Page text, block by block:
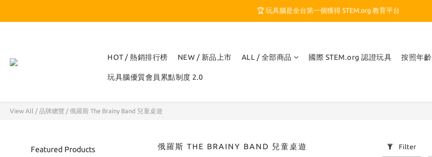
🏆 玩具腦是全台第一個獲得 STEM.org 教育平台
🍎 玩具腦最特別的 VIP 制度 👉
HOT / 熱銷排行榜 NEW / 新品上市 ALL / 全部商品 國際 STEM.org 認證玩具 按照年齡
玩具腦優質會員累點制度 2.0
View All / 品牌總覽 / 俄羅斯 The Brainy Band 兒童桌遊
Featured Products 俄羅斯 THE BRAINY BAND 兒童桌遊 Filter